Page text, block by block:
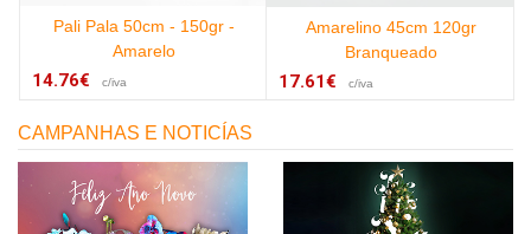
Pali Pala 50cm - 150gr -
Amarelo
14.76€ c/iva
Amarelino 45cm 120gr
Branqueado
17.61€ c/iva
CAMPANHAS E NOTICÍAS